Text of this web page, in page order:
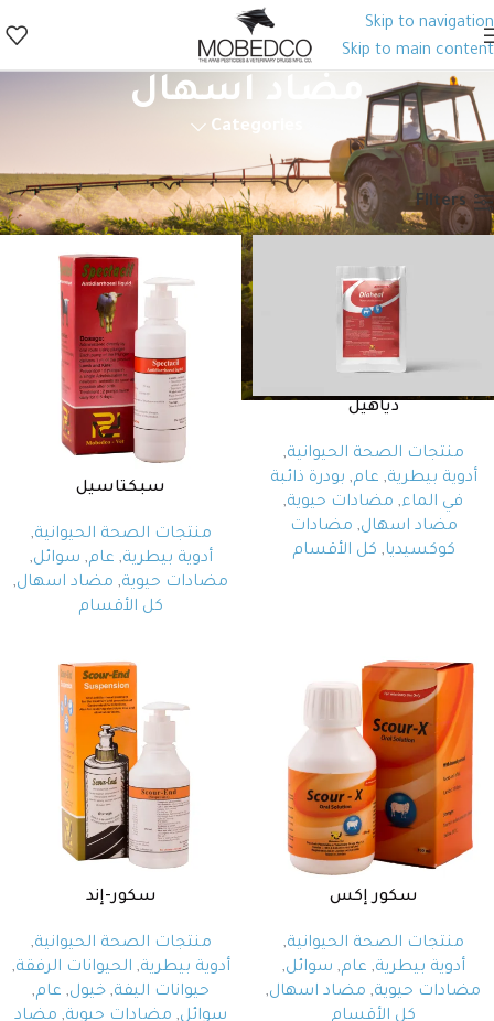
Skip to navigation
Skip to main content
مضاد اسهال
Categories
الرئيسية منتجات الصحة الحيوانية
مضاد اسهال
Filters
دياهيل
منتجات الصحة الحيوانية,
أدوية بيطرية, عام, بودرة ذائبة
في الماء, مضادات حيوية,
مضاد اسهال, مضادات
كوكسيديا, كل الأقسام
سبكتاسيل
منتجات الصحة الحيوانية,
أدوية بيطرية, عام, سوائل,
مضادات حيوية, مضاد اسهال,
كل الأقسام
سكور إكس
منتجات الصحة الحيوانية,
أدوية بيطرية, عام, سوائل,
مضادات حيوية, مضاد اسهال,
كل الأقسام
سكور-إند
منتجات الصحة الحيوانية,
أدوية بيطرية, الحيوانات الرفقة,
حيوانات اليفة, خيول, عام,
سوائل, مضادات حيوية, مضاد